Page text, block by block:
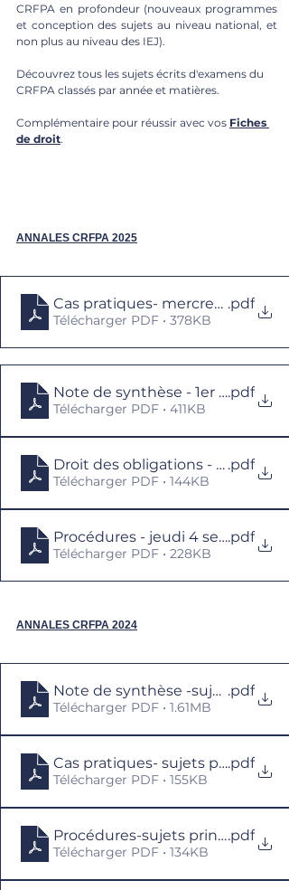
CRFPA en profondeur (nouveaux programmes
et conception des sujets au niveau national, et
non plus au niveau des IEJ).
Découvrez tous les sujets écrits d'examens du
CRFPA classés par année et matières.
Complémentaire pour réussir avec vos Fiches
de droit.
ANNALES CRFPA 2025
Cas pratiques- mercredi 3.pdf
Télécharger PDF • 378KB
Note de synthèse - 1er .pdf
Télécharger PDF • 411KB
Droit des obligations - mardi 2
.pdf
Télécharger PDF • 144KB
Procédures - jeudi 4 septembre
.pdf
Télécharger PDF • 228KB
ANNALES CRFPA 2024
Note de synthèse -sujet .pdf
Télécharger PDF • 1.61MB
Cas pratiques- sujets .pdf
Télécharger PDF • 155KB
Procédures-sujets principaux-
.pdf
Télécharger PDF • 134KB